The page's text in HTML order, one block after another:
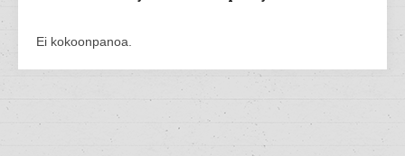
Ei kokoonpanoa.